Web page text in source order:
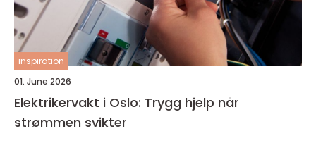
inspiration
01. June 2026
Elektrikervakt i Oslo: Trygg hjelp når
strømmen svikter